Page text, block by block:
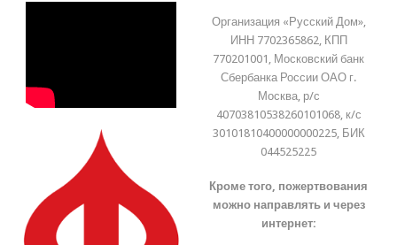
Организация «Русский Дом»,
ИНН 7702365862, КПП
770201001, Московский банк
Сбербанка России ОАО г.
Москва, р/с
40703810538260101068, к/с
30101810400000000225, БИК
044525225
Кроме того, пожертвования
можно направлять и через
интернет: